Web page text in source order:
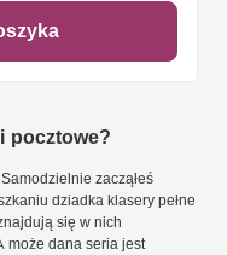
pocztowe?
zacząłeś
dziadka klasery pełne
się w nich
może dana seria jest